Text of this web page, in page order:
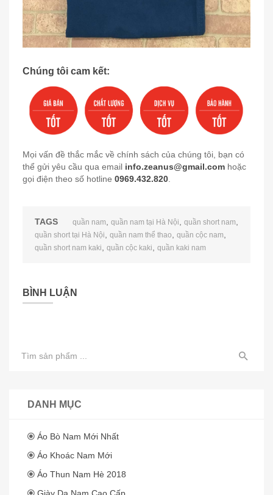
Chúng tôi cam kết:
Mọi vấn đề thắc mắc về chính sách của chúng tôi, bạn có
thể gửi yêu cầu qua email info.zeanus@gmail.com hoặc
gọi điện theo số hotline 0969.432.820
TAGS quần nam quần nam tại Hà Nội quần short nam
quần short tại Hà Nội quần nam thể thao quần cộc nam
quần short nam kaki quần cộc kaki quần kaki nam
BÌNH LUẬN
DANH MỤC
Áo Bò Nam Mới Nhất
Áo Khoác Nam Mới
Áo Thun Nam Hè 2018